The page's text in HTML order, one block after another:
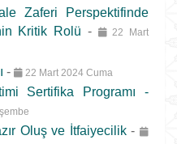
Zaferi Perspektifinde
Kritik Rolü -
22 Mart
- 22 Mart 2024 Cuma
Sertifika Programı -
Oluş ve İtfaiyecilik-